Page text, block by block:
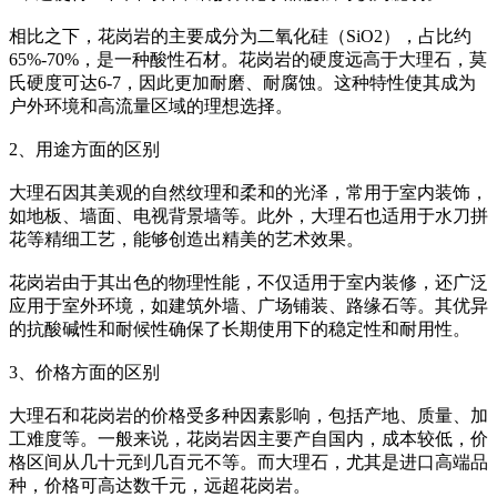
相比之下，花岗岩的主要成分为二氧化硅（SiO2），占比约
65%-70%，是一种酸性石材。花岗岩的硬度远高于大理石，莫
氏硬度可达6-7，因此更加耐磨、耐腐蚀。这种特性使其成为
户外环境和高流量区域的理想选择。
2、用途方面的区别
大理石因其美观的自然纹理和柔和的光泽，常用于室内装饰，
如地板、墙面、电视背景墙等。此外，大理石也适用于水刀拼
花等精细工艺，能够创造出精美的艺术效果。
花岗岩由于其出色的物理性能，不仅适用于室内装修，还广泛
应用于室外环境，如建筑外墙、广场铺装、路缘石等。其优异
的抗酸碱性和耐候性确保了长期使用下的稳定性和耐用性。
3、价格方面的区别
大理石和花岗岩的价格受多种因素影响，包括产地、质量、加
工难度等。一般来说，花岗岩因主要产自国内，成本较低，价
格区间从几十元到几百元不等。而大理石，尤其是进口高端品
种，价格可高达数千元，远超花岗岩。